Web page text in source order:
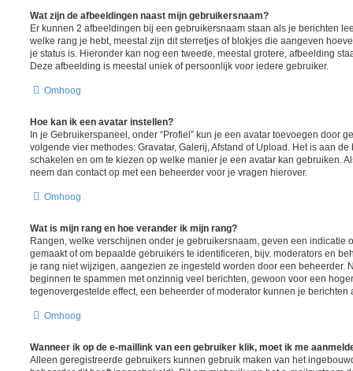
Wat zijn de afbeeldingen naast mijn gebruikersnaam?
Er kunnen 2 afbeeldingen bij een gebruikersnaam staan als je berichten
welke rang je hebt, meestal zijn dit sterretjes of blokjes die aangeven
je status is. Hieronder kan nog een tweede, meestal grotere, afbeelding
Deze afbeelding is meestal uniek of persoonlijk voor iedere gebruiker.
Omhoog
Hoe kan ik een avatar instellen?
In je Gebruikerspaneel, onder “Profiel” kun je een avatar toevoegen door
volgende vier methodes: Gravatar, Galerij, Afstand of Upload. Het is aan
schakelen en om te kiezen op welke manier je een avatar kan gebruiken.
neem dan contact op met een beheerder voor je vragen hierover.
Omhoog
Wat is mijn rang en hoe verander ik mijn rang?
Rangen, welke verschijnen onder je gebruikersnaam, geven een indicatie
gemaakt of om bepaalde gebruikers te identificeren, bijv. moderators en
je rang niet wijzigen, aangezien ze ingesteld worden door een beheerder.
beginnen te spammen met onzinnig veel berichten, gewoon voor een
tegenovergestelde effect, een beheerder of moderator kunnen je berichten
Omhoog
Wanneer ik op de e-maillink van een gebruiker klik, moet ik me
Alleen geregistreerde gebruikers kunnen gebruik maken van het